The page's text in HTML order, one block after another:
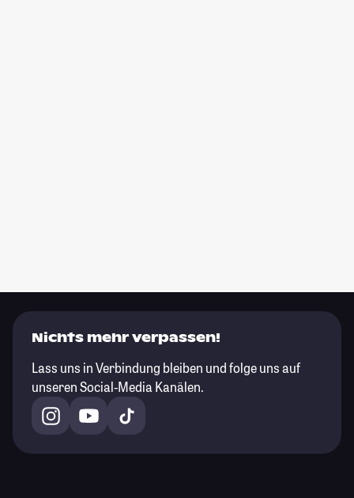
Nichts mehr verpassen!
Lass uns in Verbindung bleiben und folge uns auf
unseren Social-Media Kanälen.